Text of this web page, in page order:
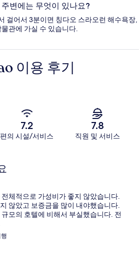
변에는 무엇이 있나요?
걸어서 3분이면 칭다오 스라오런 해수욕장,
관에 가실 수 있습니다.
이용 후기
7.2
편의 시설/서비스
7.8
직원 및 서비스
체적으로 가성비가 좋지 않았습니다.
않았고 보증금을 많이 내야했습니다.
모의 호텔에 비해서 부실했습니다. 전